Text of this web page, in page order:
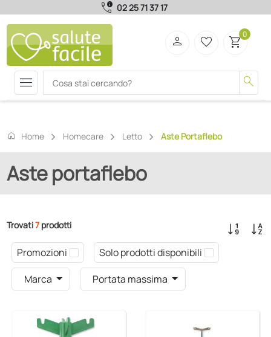
call_quality 02 25 71 37 17
menu search
person favorite_border shopping_cart0
home Home Homecare Letto Aste Portaflebo
Aste portaflebo
Trovati7 prodotti
Promozioni
Solo prodotti disponibili
Marca
Portata massima